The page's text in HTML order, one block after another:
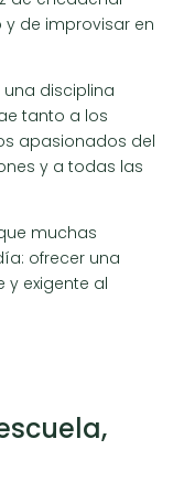
de improvisar en
disciplina
tanto a los
apasionados del
y a todas las
muchas
ofrecer una
y exigente al